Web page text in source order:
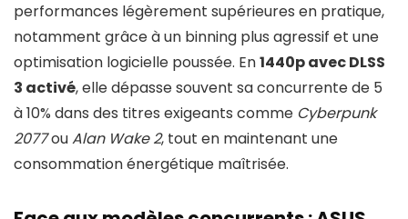
performances légèrement supérieures en pratique,
notamment grâce à un binning plus agressif et une
optimisation logicielle poussée. En1440p avec DLSS
3 activé, elle dépasse souvent sa concurrente de 5
à 10% dans des titres exigeants comme Cyberpunk
2077ouAlan Wake 2, tout en maintenant une
consommation énergétique maîtrisée.